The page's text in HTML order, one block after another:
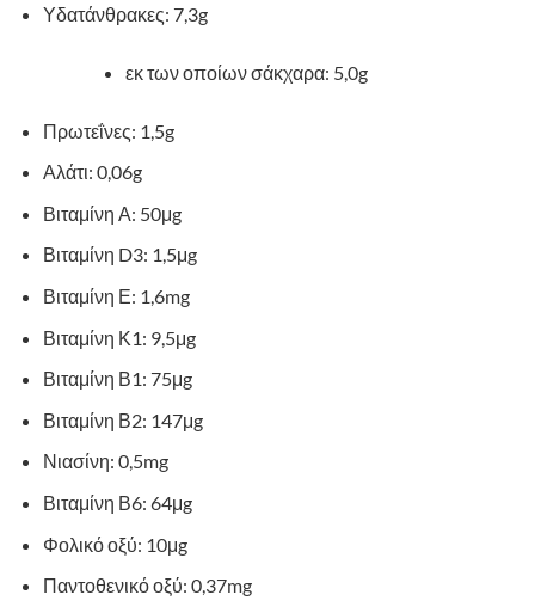
Υδατάνθρακες: 7,3g
εκ των οποίων σάκχαρα: 5,0g
Πρωτεΐνες: 1,5g
Αλάτι: 0,06g
Βιταμίνη Α: 50μg
Βιταμίνη D3: 1,5μg
Βιταμίνη Ε: 1,6mg
Βιταμίνη Κ1: 9,5μg
Βιταμίνη Β1: 75μg
Βιταμίνη Β2: 147μg
Νιασίνη: 0,5mg
Βιταμίνη Β6: 64μg
Φολικό οξύ: 10μg
Παντοθενικό οξύ: 0,37mg